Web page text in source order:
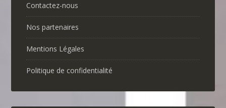
Contactez-nous
Nos partenaires
Mentions Légales
Politique de confidentialité